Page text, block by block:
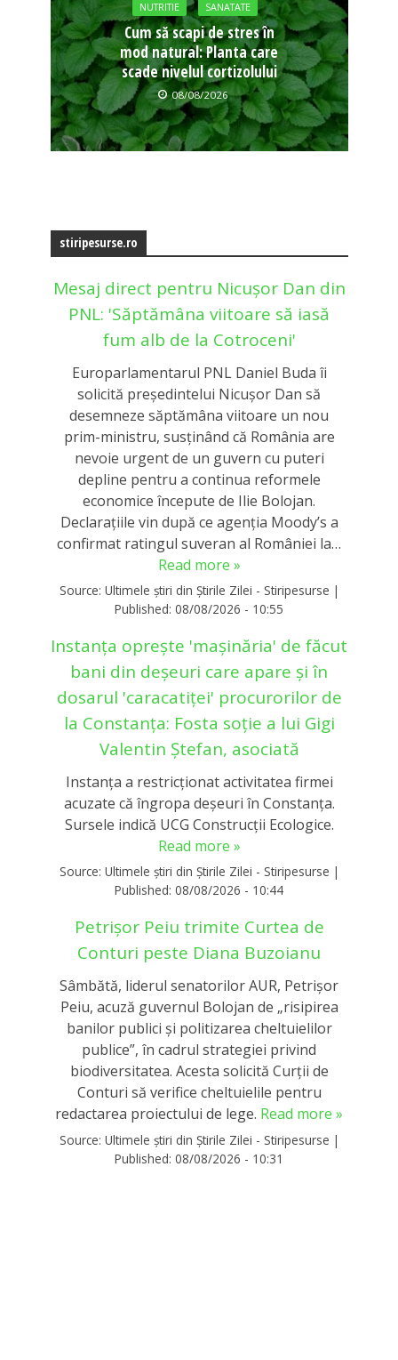
NUTRITIE SANATATE
Cum să scapi de stres în
mod natural: Planta care
scade nivelul cortizolului
08/08/2026
stiripesurse.ro
Mesaj direct pentru Nicușor Dan din
PNL: 'Săptămâna viitoare să iasă
fum alb de la Cotroceni'
Europarlamentarul PNL Daniel Buda îi
solicită președintelui Nicușor Dan să
desemneze săptămâna viitoare un nou
prim-ministru, susținând că România are
nevoie urgent de un guvern cu puteri
depline pentru a continua reformele
economice începute de Ilie Bolojan.
Declarațiile vin după ce agenția Moody’s a
confirmat ratingul suveran al României la…
Read more »
Source: Ultimele știri din Știrile Zilei - Stiripesurse |
Published: 08/08/2026 - 10:55
Instanța oprește 'mașinăria' de făcut
bani din deșeuri care apare și în
dosarul 'caracatiței' procurorilor de
la Constanța: Fosta soție a lui Gigi
Valentin Ștefan, asociată
Instanța a restricționat activitatea firmei
acuzate că îngropa deșeuri în Constanța.
Sursele indică UCG Construcții Ecologice.
Read more »
Source: Ultimele știri din Știrile Zilei - Stiripesurse |
Published: 08/08/2026 - 10:44
Petrișor Peiu trimite Curtea de
Conturi peste Diana Buzoianu
Sâmbătă, liderul senatorilor AUR, Petrișor
Peiu, acuză guvernul Bolojan de „risipirea
banilor publici și politizarea cheltuielilor
publice”, în cadrul strategiei privind
biodiversitatea. Acesta solicită Curții de
Conturi să verifice cheltuielile pentru
redactarea proiectului de lege. Read more »
Source: Ultimele știri din Știrile Zilei - Stiripesurse |
Published: 08/08/2026 - 10:31